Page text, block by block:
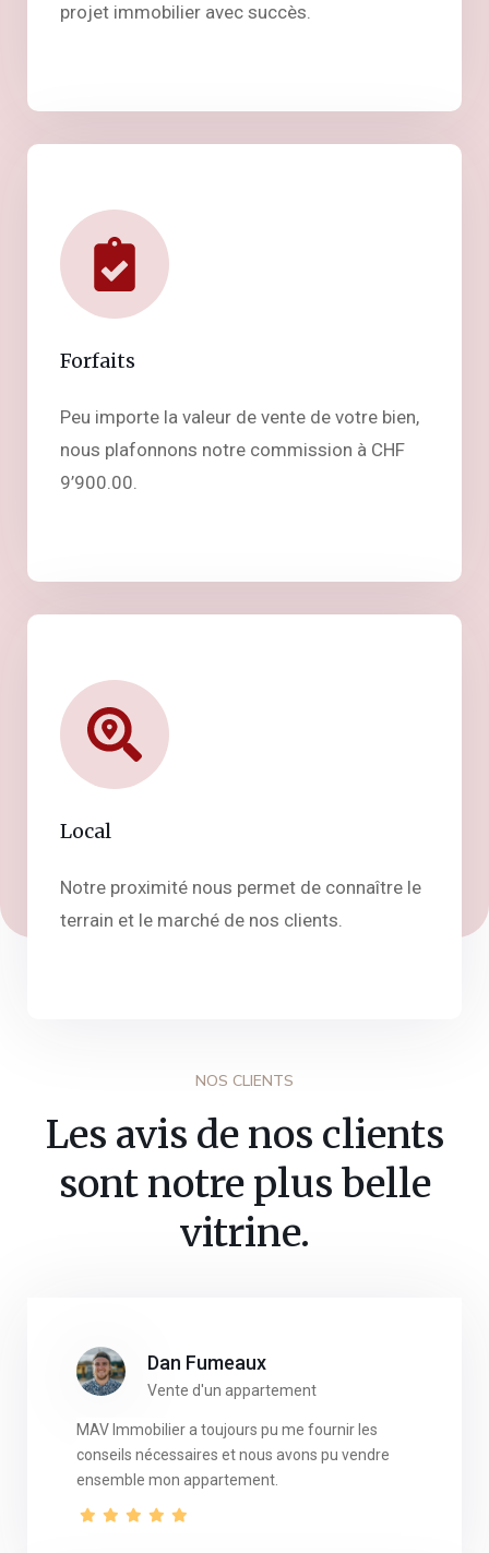
projet immobilier avec succès.
Forfaits
Peu importe la valeur de vente de votre bien,
nous plafonnons notre commission à CHF
9’900.00.
Local
Notre proximité nous permet de connaître le
terrain et le marché de nos clients.
NOS CLIENTS
Les avis de nos clients
sont notre plus belle
vitrine.
Dan Fumeaux
Vente d'un appartement
MAV Immobilier a toujours pu me fournir les
conseils nécessaires et nous avons pu vendre
ensemble mon appartement.